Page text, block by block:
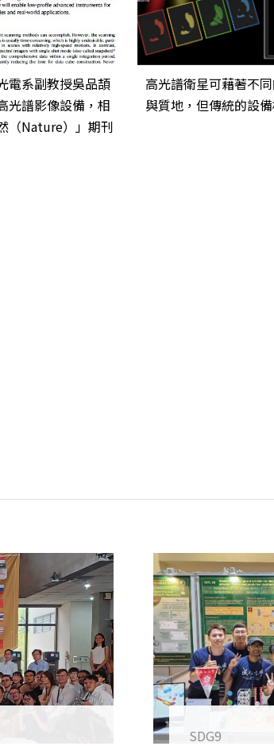
電系副教授吳品頡
光譜影像設備，相
（Nature）」期刊
高光譜衛星可藉著不
與質地，但傳統的設
SDG9